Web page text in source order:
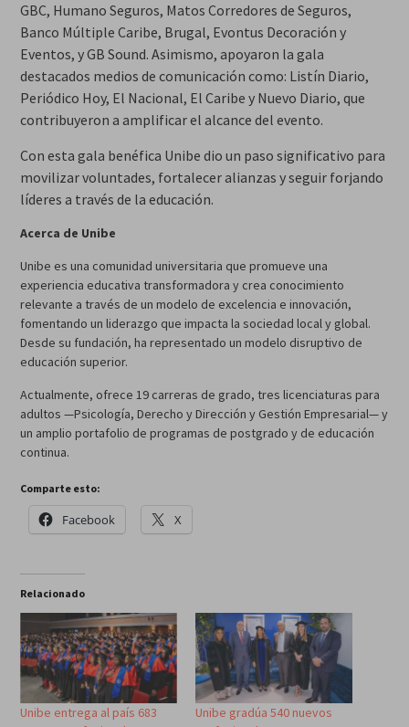
GBC, Humano Seguros, Matos Corredores de Seguros,
Banco Múltiple Caribe, Brugal, Evontus Decoración y
Eventos, y GB Sound. Asimismo, apoyaron la gala
destacados medios de comunicación como: Listín Diario,
Periódico Hoy, El Nacional, El Caribe y Nuevo Diario, que
contribuyeron a amplificar el alcance del evento.
Con esta gala benéfica Unibe dio un paso significativo para
movilizar voluntades, fortalecer alianzas y seguir forjando
líderes a través de la educación.
Acerca de Unibe
Unibe es una comunidad universitaria que promueve una
experiencia educativa transformadora y crea conocimiento
relevante a través de un modelo de excelencia e innovación,
fomentando un liderazgo que impacta la sociedad local y global.
Desde su fundación, ha representado un modelo disruptivo de
educación superior.
Actualmente, ofrece 19 carreras de grado, tres licenciaturas para
adultos —Psicología, Derecho y Dirección y Gestión Empresarial— y
un amplio portafolio de programas de postgrado y de educación
continua.
Comparte esto:
Facebook X
Relacionado
Unibe entrega al país 683
Unibe gradúa 540 nuevos